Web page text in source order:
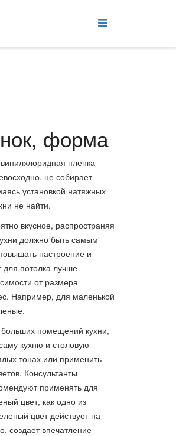
форма
пленка
не собирает
установкой натяжных
не найти.
вкусное, распространяя
должно быть самым
настроение и
для потолка лучше
от размера
Например, для маленькой
помещений кухни,
кухню и столовую
тонах или применить
Консультанты
применять для
цвет, как одно из
цвет действует на
создает впечатление